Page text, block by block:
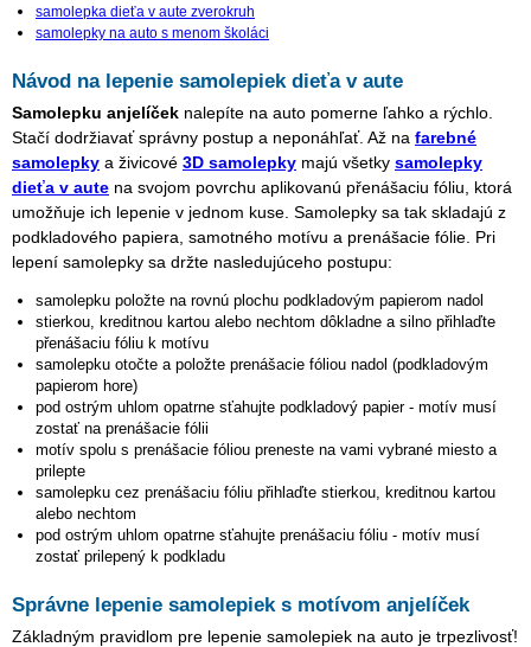
samolepka dieťa v aute zverokruh
samolepky na auto s menom školáci
Návod na lepenie samolepiek dieťa v aute
Samolepku anjelíček nalepíte na auto pomerne ľahko a rýchlo.
Stačí dodržiavať správny postup a neponáhľať. Až na farebné
samolepky a živicové 3D samolepky majú všetky samolepky
dieťa v aute na svojom povrchu aplikovanú přenášaciu fóliu, ktorá
umožňuje ich lepenie v jednom kuse. Samolepky sa tak skladajú z
podkladového papiera, samotného motívu a prenášacie fólie. Pri
lepení samolepky sa držte nasledujúceho postupu:
samolepku položte na rovnú plochu podkladovým papierom nadol
stierkou, kreditnou kartou alebo nechtom dôkladne a silno přihlaďte
přenášaciu fóliu k motívu
samolepku otočte a položte prenášacie fóliou nadol (podkladovým
papierom hore)
pod ostrým uhlom opatrne sťahujte podkladový papier - motív musí
zostať na prenášacie fólii
motív spolu s prenášacie fóliou preneste na vami vybrané miesto a
prilepte
samolepku cez prenášaciu fóliu přihlaďte stierkou, kreditnou kartou
alebo nechtom
pod ostrým uhlom opatrne sťahujte prenášaciu fóliu - motív musí
zostať prilepený k podkladu
Správne lepenie samolepiek s motívom anjelíček
Základným pravidlom pre lepenie samolepiek na auto je trpezlivosť!